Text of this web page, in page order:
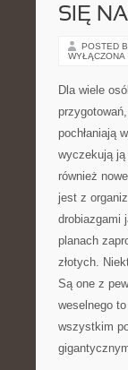
SIĘ
POSTED
WYŁĄCZONA
Dla wiele
pochłaniają
wyczekują
również
jest z
drobiazgami
planach
złotych.
Są one z
weselnego
wszystkim